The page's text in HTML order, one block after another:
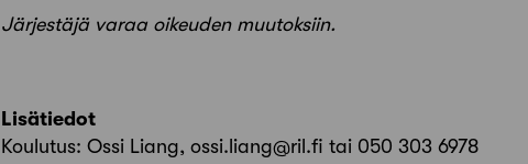
Järjestäjä varaa oikeuden muutoksiin.
Lisätiedot
Koulutus: Ossi Liang, ossi.liang@ril.fi tai 050 303 6978